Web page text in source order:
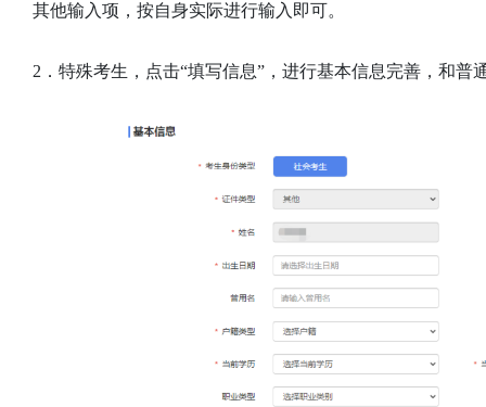
其他输入项，按自身实际进行输入即可。
2．特殊考生，点击“填写信息”，进行基本信息完善，和普